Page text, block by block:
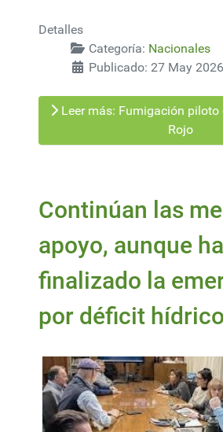
Detalles
Categoría: Nacionales
Publicado: 27 May 2026
Leer más: Fumigación piloto
Rojo
Continúan las
apoyo, aunque
finalizado la
por déficit